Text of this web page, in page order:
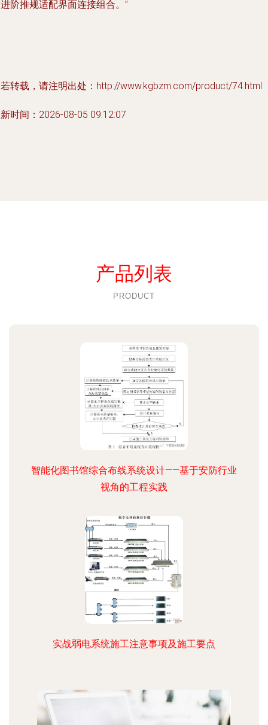
阶推规适配界面连接组合。”
转载，请注明出处：http://www.kgbzm.com/product/74.html
时间：2026-08-05 09:12:07
产品列表
PRODUCT
智能化图书馆综合布线系统设计——基于安防行业
视角的工程实践
实战弱电系统施工注意事项及施工要点